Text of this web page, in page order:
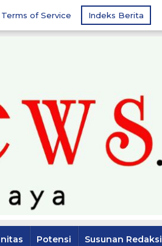
Terms of Service Indeks Berita
Potensi Susunan Redaksi